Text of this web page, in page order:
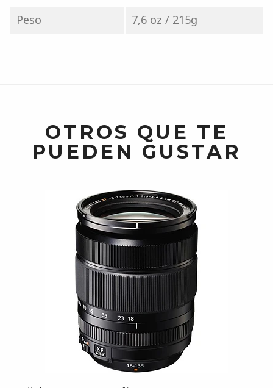
Peso
7,6 oz / 215g
OTROS QUE TE
PUEDEN GUSTAR